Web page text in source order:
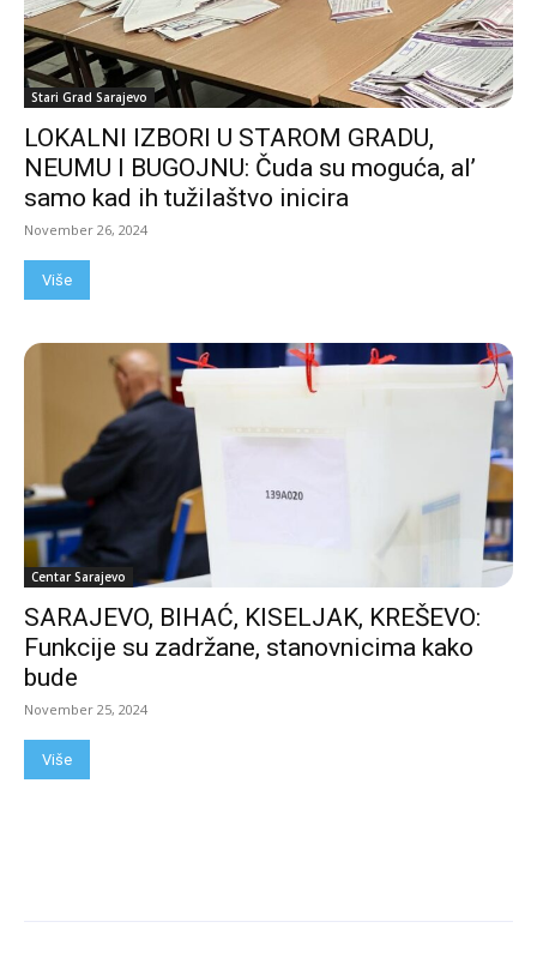
Stari Grad Sarajevo
LOKALNI IZBORI U STAROM GRADU,
NEUMU I BUGOJNU: Čuda su moguća, al’
samo kad ih tužilaštvo inicira
November 26, 2024
Više
Centar Sarajevo
SARAJEVO, BIHAĆ, KISELJAK, KREŠEVO:
Funkcije su zadržane, stanovnicima kako
bude
November 25, 2024
Više